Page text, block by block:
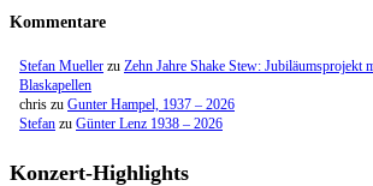
Kommentare
Stefan Mueller zu Zehn Jahre Shake Stew: Jubiläumsprojekt
Blaskapellen
chris zu Gunter Hampel, 1937 – 2026
Stefan zu Günter Lenz 1938 – 2026
Konzert-Highlights